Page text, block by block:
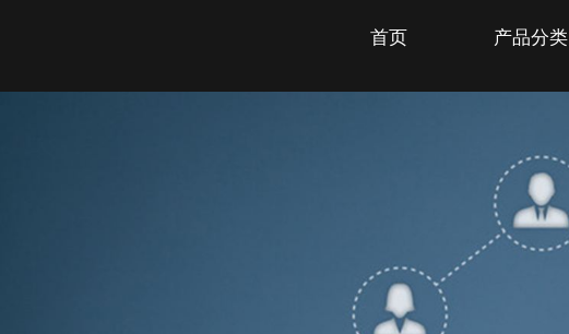
首页 产品分类